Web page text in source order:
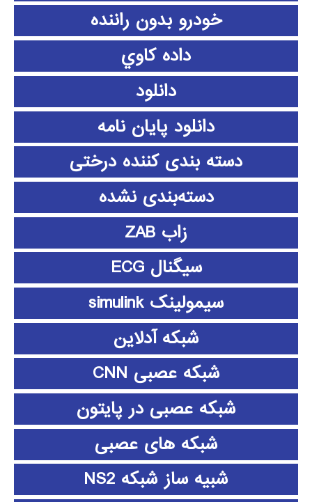
خودرو بدون راننده
داده كاوي
دانلود
دانلود پايان نامه
دسته بندی کننده درختی
دسته‌بندی نشده
زاب ZAB
سیگنال ECG
سیمولینک simulink
شبکه آدلاین
شبکه عصبی CNN
شبکه عصبی در پایتون
شبکه های عصبی
شبیه ساز شبکه NS2